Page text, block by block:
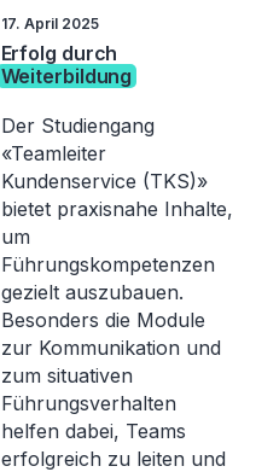
17. April 2025
Erfolg durch
Weiterbildung
Der Studiengang
«Teamleiter
Kundenservice (TKS)»
bietet praxisnahe Inhalte,
um
Führungskompetenzen
gezielt auszubauen.
Besonders die Module
zur Kommunikation und
zum situativen
Führungsverhalten
helfen dabei, Teams
erfolgreich zu leiten und